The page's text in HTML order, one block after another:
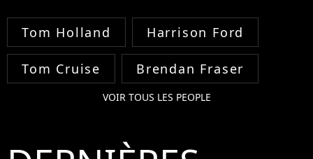
Tom Holland Harrison Ford
Tom Cruise Brendan Fraser
VOIR TOUS LES PEOPLE